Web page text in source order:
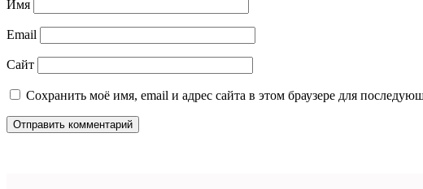
Имя
Email
Сайт
Сохранить моё имя, email и адрес сайта в этом браузере для